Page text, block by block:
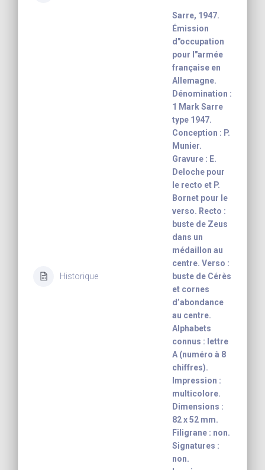
Historique
Sarre, 1947.
Émission
d"occupation
pour l"armée
française en
Allemagne.
Dénomination :
1 Mark Sarre
type 1947.
Conception : P.
Munier.
Gravure : E.
Deloche pour
le recto et P.
Bornet pour le
verso. Recto :
buste de Zeus
dans un
médaillon au
centre. Verso :
buste de Cérès
et cornes
d’abondance
au centre.
Alphabets
connus : lettre
A (numéro à 8
chiffres).
Impression :
multicolore.
Dimensions :
82 x 52 mm.
Filigrane : non.
Signatures :
non.